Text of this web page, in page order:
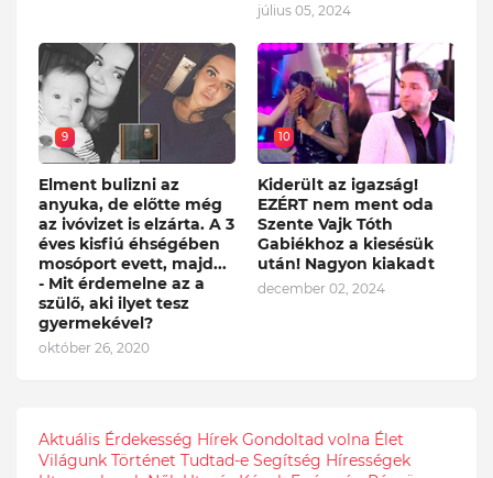
július 05, 2024
9
Elment bulizni az
anyuka, de előtte még
az ivóvizet is elzárta. A 3
éves kisfiú éhségében
mosóport evett, majd...
- Mit érdemelne az a
szülő, aki ilyet tesz
gyermekével?
október 26, 2020
10
Kiderült az igazság!
EZÉRT nem ment oda
Szente Vajk Tóth
Gabiékhoz a kiesésük
után! Nagyon kiakadt
december 02, 2024
Aktuális Érdekesség Hírek Gondoltad volna Élet
Világunk Történet Tudtad-e Segítség Hírességek